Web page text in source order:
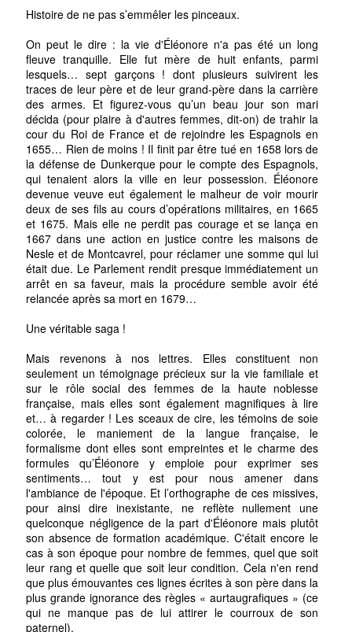
Histoire de ne pas s’emmêler les pinceaux.
On peut le dire : la vie d'Éléonore n'a pas été un long
fleuve tranquille. Elle fut mère de huit enfants, parmi
lesquels… sept garçons ! dont plusieurs suivirent les
traces de leur père et de leur grand-père dans la carrière
des armes. Et figurez-vous qu’un beau jour son mari
décida (pour plaire à d'autres femmes, dit-on) de trahir la
cour du Roi de France et de rejoindre les Espagnols en
1655… Rien de moins ! Il finit par être tué en 1658 lors de
la défense de Dunkerque pour le compte des Espagnols,
qui tenaient alors la ville en leur possession. Éléonore
devenue veuve eut également le malheur de voir mourir
deux de ses fils au cours d’opérations militaires, en 1665
et 1675. Mais elle ne perdit pas courage et se lança en
1667 dans une action en justice contre les maisons de
Nesle et de Montcavrel, pour réclamer une somme qui lui
était due. Le Parlement rendit presque immédiatement un
arrêt en sa faveur, mais la procédure semble avoir été
relancée après sa mort en 1679…
Une véritable saga !
Mais revenons à nos lettres. Elles constituent non
seulement un témoignage précieux sur la vie familiale et
sur le rôle social des femmes de la haute noblesse
française, mais elles sont également magnifiques à lire
et… à regarder ! Les sceaux de cire, les témoins de soie
colorée, le maniement de la langue française, le
formalisme dont elles sont empreintes et le charme des
formules qu’Éléonore y emploie pour exprimer ses
sentiments… tout y est pour nous amener dans
l'ambiance de l'époque. Et l’orthographe de ces missives,
pour ainsi dire inexistante, ne reflète nullement une
quelconque négligence de la part d'Éléonore mais plutôt
son absence de formation académique. C'était encore le
cas à son époque pour nombre de femmes, quel que soit
leur rang et quelle que soit leur condition. Cela n'en rend
que plus émouvantes ces lignes écrites à son père dans la
plus grande ignorance des règles « aurtaugrafiques » (ce
qui ne manque pas de lui attirer le courroux de son
paternel).